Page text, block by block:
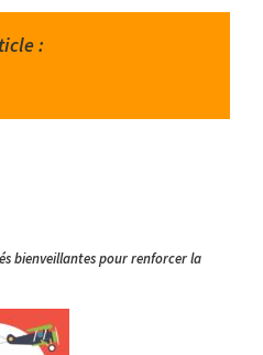
:
bienveillantes pour renforcer la